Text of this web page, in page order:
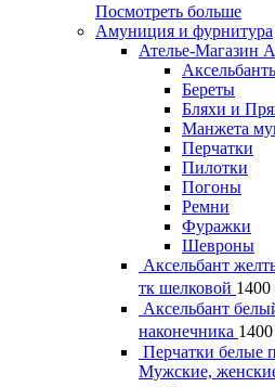
Посмотреть больше
Амуниция и фурнитура
Ателье-Магазин
Береты
Бляхи и
Манжета
Перчатки
Пилотки
Погоны
Ремни
Фуражки
Шевроны
Аксельбант
тк шелковой 1400
Аксельбант
наконечника 1400
Перчатки белые
Мужские, женские